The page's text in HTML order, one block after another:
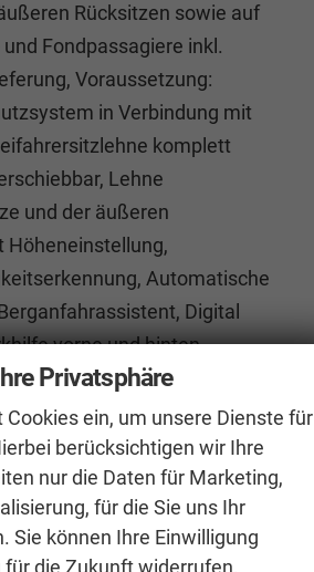
Rücksitzen sowie auf
Fondpassagiere inkl.
Voraussetzung:
in Verbindung mit
komplett
Lehne
und der äußeren
Höheneinstellung,
Automatische
Digital
vorne und hinten,
Light Assist,
Front Assist (für
Park Assist inkl. Einparkhilfe,
Schließ- und
Side Assist und
mit Bremsenergie-
Privatsphäre
ein, um unsere Dienste für
berücksichtigen wir Ihre
nur die Daten für Marketing,
für die Sie uns Ihr
Sie können Ihre Einwilligung
die Zukunft widerrufen.